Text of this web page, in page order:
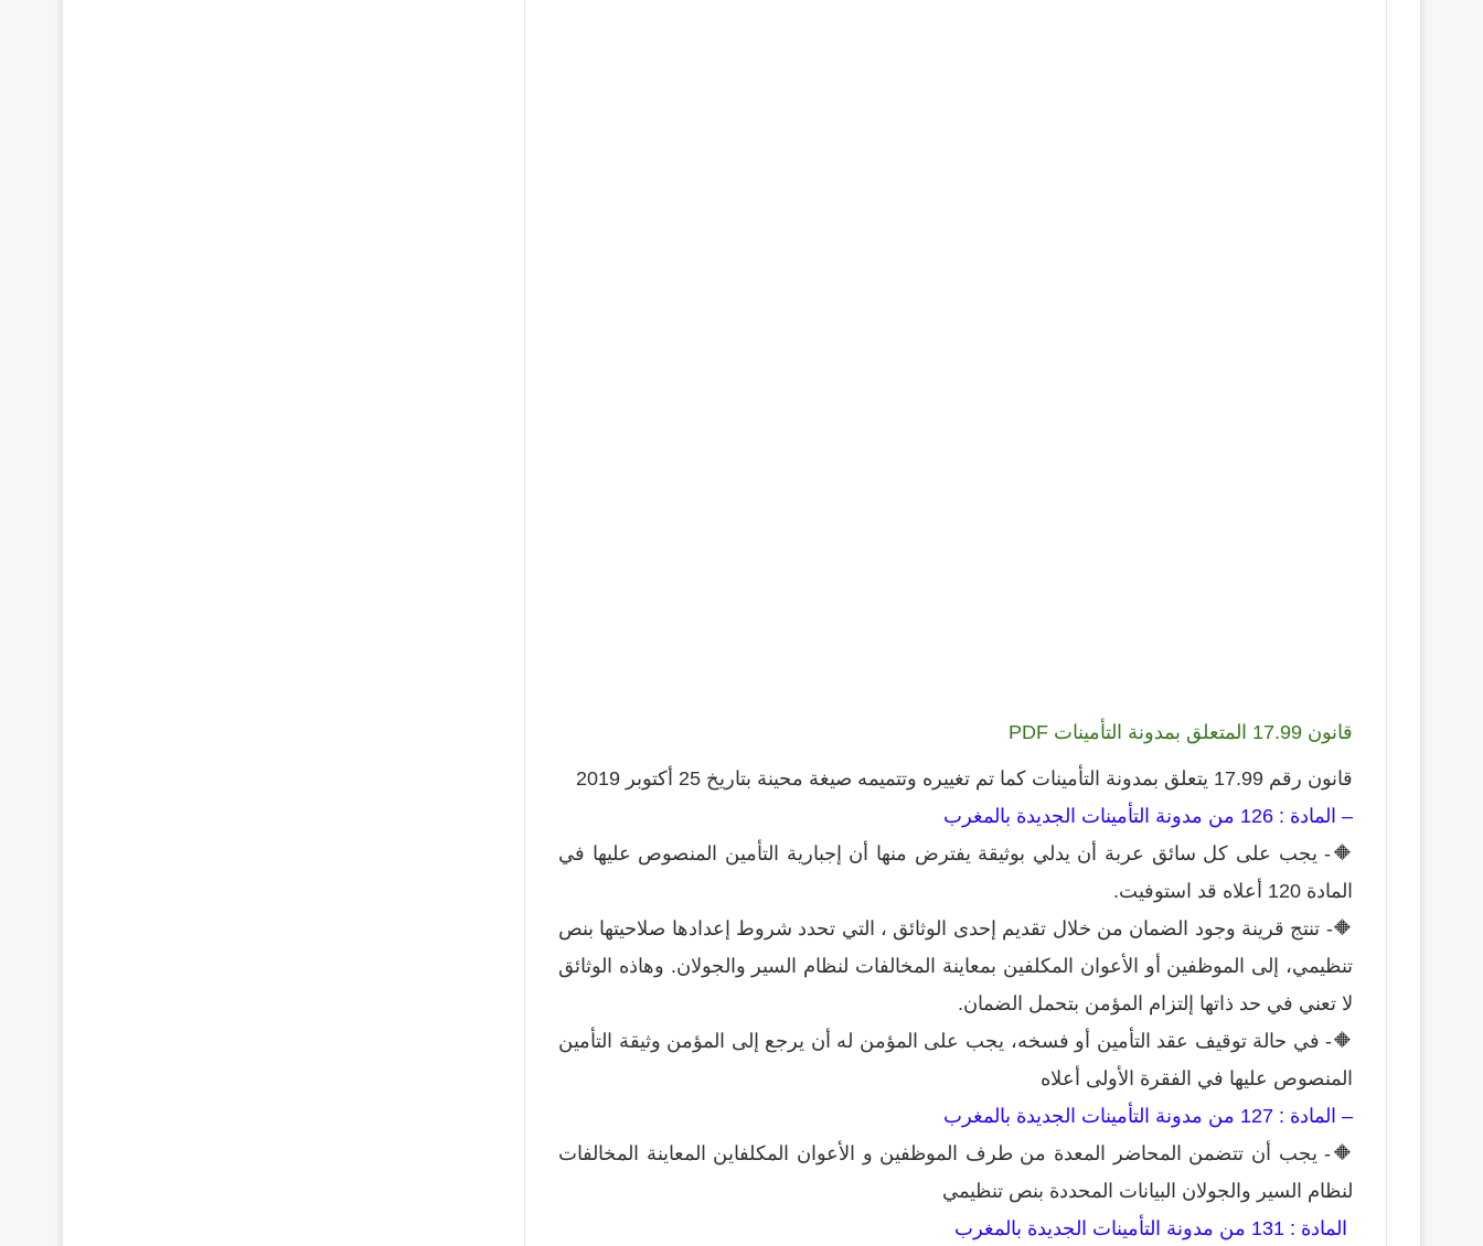
قانون 17.99 المتعلق بمدونة التأمينات PDF
قانون رقم 17.99 يتعلق بمدونة التأمينات كما تم تغييره وتتميمه صيغة محينة بتاريخ 25 أكتوبر 2019
– المادة : 126 من مدونة التأمينات الجديدة بالمغرب
🔶️- يجب على كل سائق عربة أن يدلي بوثيقة يفترض منها أن إجبارية التأمين المنصوص عليها في
المادة 120 أعلاه قد استوفيت.
🔶️- تنتج قرينة وجود الضمان من خلال تقديم إحدى الوثائق ، التي تحدد شروط إعدادها صلاحيتها بنص
تنظيمي، إلى الموظفين أو الأعوان المكلفين بمعاينة المخالفات لنظام السير والجولان. وهاذه الوثائق
لا تعني في حد ذاتها إلتزام المؤمن بتحمل الضمان.
🔶️- في حالة توقيف عقد التأمين أو فسخه، يجب على المؤمن له أن يرجع إلى المؤمن وثيقة التأمين
المنصوص عليها في الفقرة الأولى أعلاه
– المادة : 127 من مدونة التأمينات الجديدة بالمغرب
🔶️- يجب أن تتضمن المحاضر المعدة من طرف الموظفين و الأعوان المكلفاين المعاينة المخالفات
لنظام السير والجولان البيانات المحددة بنص تنظيمي
المادة : 131 من مدونة التأمينات الجديدة بالمغرب